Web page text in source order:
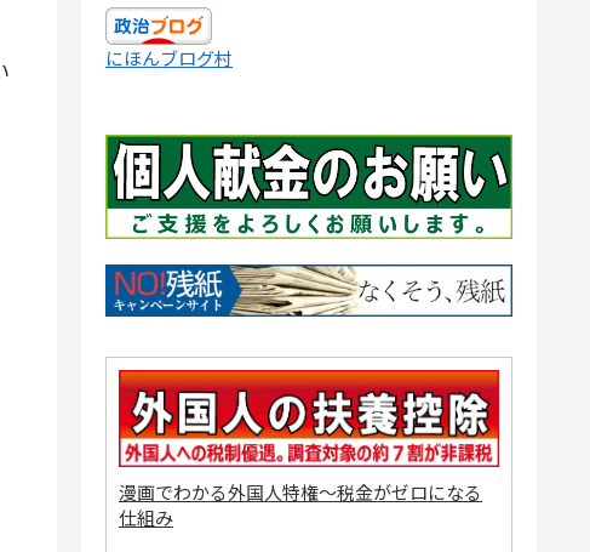
にほんブログ村
漫画でわかる外国人特権～税金がゼロになる
仕組み